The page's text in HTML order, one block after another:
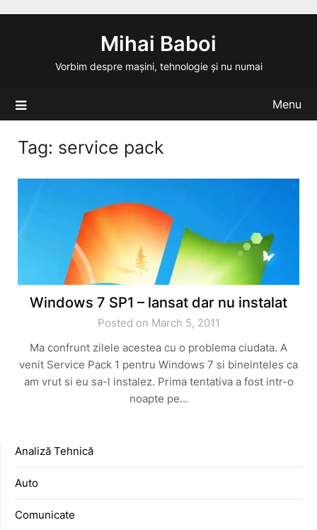
Mihai Baboi
Vorbim despre mașini, tehnologie și nu numai
Menu
Tag: service pack
Windows 7 SP1 – lansat dar nu instalat
Posted on March 5, 2011
Ma confrunt zilele acestea cu o problema ciudata. A
venit Service Pack 1 pentru Windows 7 si bineinteles ca
am vrut si eu sa-l instalez. Prima tentativa a fost intr-o
noapte pe…
Analiză Tehnică
Auto
Comunicate